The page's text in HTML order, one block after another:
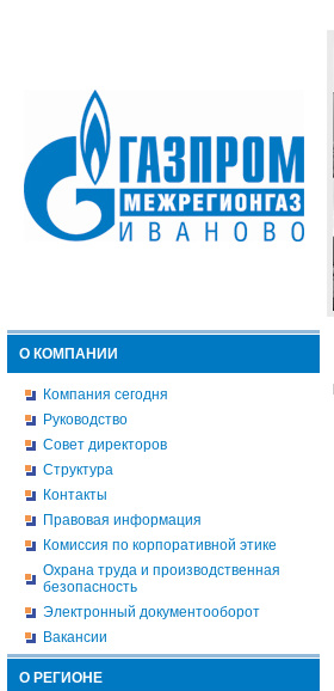
О КОМПАНИИ
Компания сегодня
Руководство
Совет директоров
Структура
Контакты
Правовая информация
Комиссия по корпоративной этике
Охрана труда и производственная
безопасность
Электронный документооборот
Вакансии
О РЕГИОНЕ